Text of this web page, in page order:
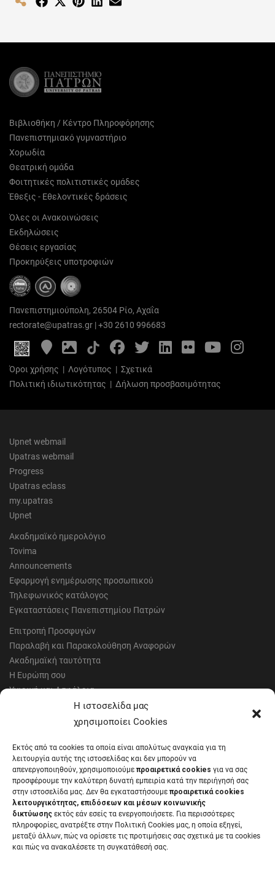
Η ιστοσελίδα μας
χρησιμοποίει Cookies
Εκτός από τα cookies τα οποία είναι απολύτως αναγκαία για τη
λειτουργία αυτής της ιστοσελίδας και δεν μπορούν να
απενεργοποιηθούν, χρησιμοποιούμε προαιρετικά cookies για να σας
προσφέρουμε την καλύτερη δυνατή εμπειρία κατά την περιήγησή σας
στην ιστοσελίδα μας. Δεν θα εγκαταστήσουμε προαιρετικά cookies
λειτουργικότητας, επιδόσεων και μέσων κοινωνικής
δικτύωσης εκτός εάν εσείς τα ενεργοποιήσετε. Για περισσότερες
πληροφορίες, ανατρέξτε στην Πολιτική Cookies μας, η οποία εξηγεί,
μεταξύ άλλων, πώς να ορίσετε τις προτιμήσεις σας σχετικά με τα cookies
και πώς να ανακαλέσετε τη συγκατάθεσή σας.
(Twitter)
Βιβλιοθήκη / Κέντρο Πληροφόρησης
Πανεπιστημιακό γυμναστήριο
Χορωδία
Θεατρική ομάδα
Φοιτητικές πολιτιστικές ομάδες
Έθεξις - Εθελοντικές δράσεις
Όλες οι Ανακοινώσεις
Εκδηλώσεις
Θέσεις εργασίας
Προκηρύξεις υποτροφιών
Πανεπιστημιούπολη, 26504 Ρίο, Αχαΐα
rectorate@upatras.gr |+30 2610 996683
Google
Maps
Photo
Gallery
FacebookTwitterLinkedIn
FlickrYouTube
Όροι χρήσης | Λογότυπος | Σχετικά
Πολιτική ιδιωτικότητας | Δήλωση προσβασιμότητας
Upnet webmail
Upatras webmail
Progress
Upatras eclass
my.upatras
Upnet
Ακαδημαϊκό ημερολόγιο
Tovima
Announcements
Εφαρμογή ενημέρωσης προσωπικού
Τηλεφωνικός κατάλογος
Εγκαταστάσεις Πανεπιστημίου Πατρών
Επιτροπή Προσφυγών
Παραλαβή και Παρακολούθηση Αναφορών
Ακαδημαϊκή ταυτότητα
Η Ευρώπη σου
Υγιεινή και Ασφάλεια
Έντυπα Οικονομικής Υπηρεσίας
Έντυπα Διοικητικών Υπηρεσιών
Μητρώα αξιολογητών
Δημόσια Διαβούλευση
Συνεδριάσεις Συγκλήτου
Συνεδριάσεις Συμβουλίου Διοίκησης
EUNICoast European University